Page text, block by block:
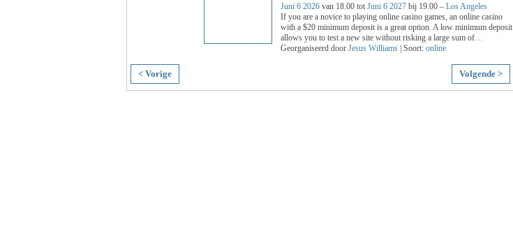
Juni 6 2026 van 18.00 tot Juni 6 2027 bij 19.00 – Los Angeles
If you are a novice to playing online casino games, an online casino
with a $20 minimum deposit is a great option. A low minimum deposit
allows you to test a new site without risking a large sum of
Georganiseerd door Jesus Williams | Soort: online
< Vorige Volgende >